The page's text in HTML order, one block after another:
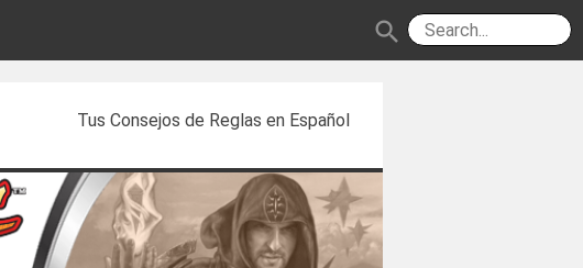
search
Tus Consejos de Reglas en Español